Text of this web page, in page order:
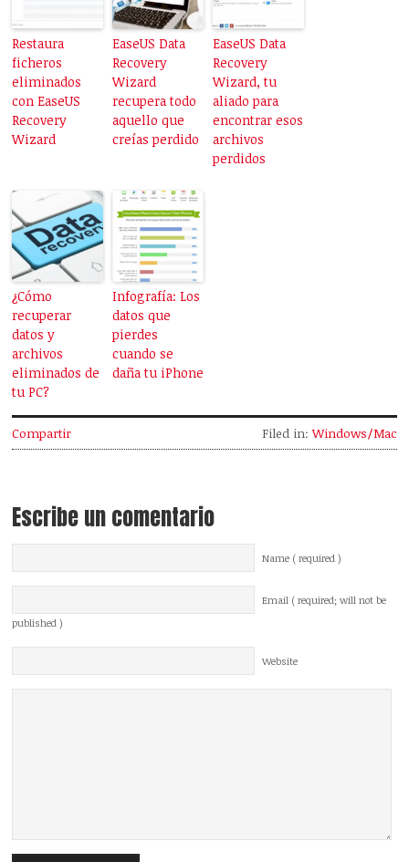
Restaura
ficheros
eliminados
con EaseUS
Recovery
Wizard
EaseUS Data
Recovery
Wizard
recupera todo
aquello que
creías perdido
EaseUS Data
Recovery
Wizard, tu
aliado para
encontrar esos
archivos
perdidos
¿Cómo
recuperar
datos y
archivos
eliminados de
tu PC?
Infografía: Los
datos que
pierdes
cuando se
daña tu iPhone
Compartir Filed in:Windows/Mac
Escribe un comentario
Name ( required )
Email ( required; will not be
published )
Website